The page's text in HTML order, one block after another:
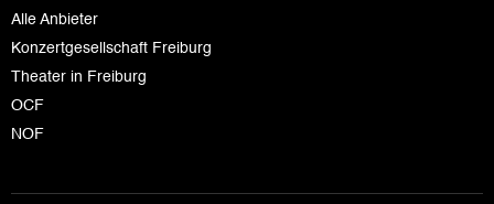
Alle Anbieter
Konzertgesellschaft Freiburg
Theater in Freiburg
OCF
NOF